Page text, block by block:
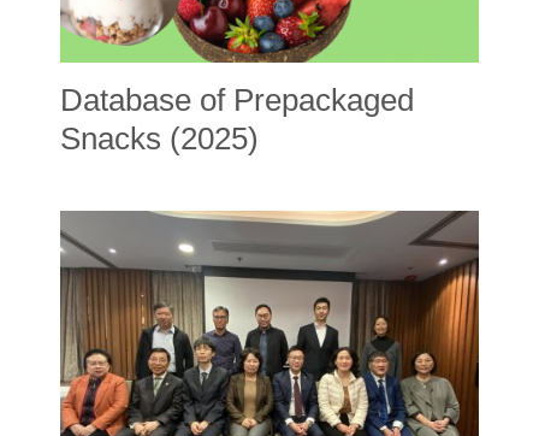
Database of Prepackaged
Snacks (2025)